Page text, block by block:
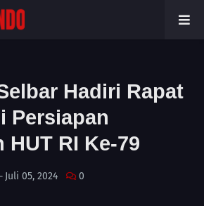
Hadiri Rapat
Persiapan
HUT RI Ke-79
Juli 05, 2024 0